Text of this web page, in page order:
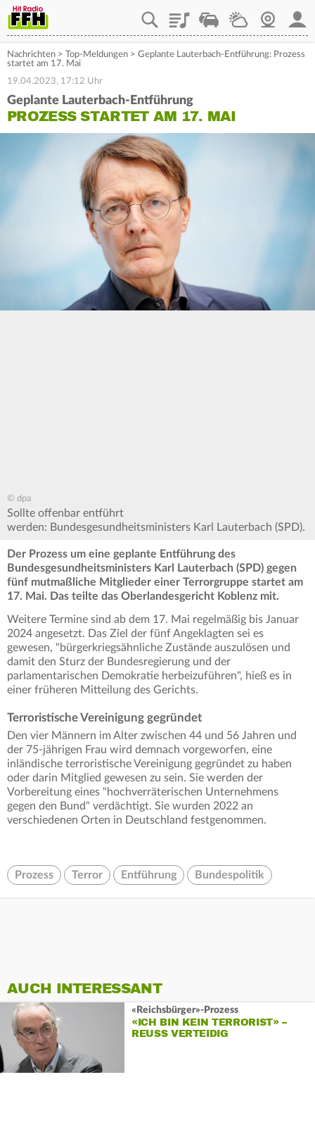
PlaylistStaupilotWetterWebcam
Nachrichten > Top-Meldungen > Geplante Lauterbach-Entführung: Prozess
startet am 17. Mai
19.04.2023, 17:12 Uhr
Geplante Lauterbach-Entführung
PROZESS STARTET AM 17. MAI
© dpa
Sollte offenbar entführt
werden: Bundesgesundheitsministers Karl Lauterbach (SPD).
Der Prozess um eine geplante Entführung des
Bundesgesundheitsministers Karl Lauterbach (SPD) gegen
fünf mutmaßliche Mitglieder einer Terrorgruppe startet am
17. Mai. Das teilte das Oberlandesgericht Koblenz mit.
Weitere Termine sind ab dem 17. Mai regelmäßig bis Januar
2024 angesetzt. Das Ziel der fünf Angeklagten sei es
gewesen, "bürgerkriegsähnliche Zustände auszulösen und
damit den Sturz der Bundesregierung und der
parlamentarischen Demokratie herbeizuführen", hieß es in
einer früheren Mitteilung des Gerichts.
Terroristische Vereinigung gegründet
Den vier Männern im Alter zwischen 44 und 56 Jahren und
der 75-jährigen Frau wird demnach vorgeworfen, eine
inländische terroristische Vereinigung gegründet zu haben
oder darin Mitglied gewesen zu sein. Sie werden der
Vorbereitung eines "hochverräterischen Unternehmens
gegen den Bund" verdächtigt. Sie wurden 2022 an
verschiedenen Orten in Deutschland festgenommen.
Prozess Terror Entführung Bundespolitik
AUCH INTERESSANT
«Reichsbürger»-Prozess
«ICH BIN KEIN TERRORIST» –
REUSS VERTEIDIG